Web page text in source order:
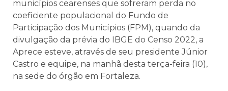
municípios cearenses que sofreram perda no
coeficiente populacional do Fundo de
Participação dos Municípios (FPM), quando da
divulgação da prévia do IBGE do Censo 2022, a
Aprece esteve, através de seu presidente Júnior
Castro e equipe, na manhã desta terça-feira (10),
na sede do órgão em Fortaleza.